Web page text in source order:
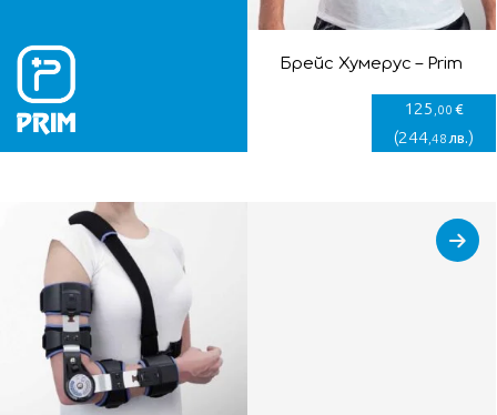
Брейс Хумерус – Prim
125 ,00 €
(244,48 лв.)